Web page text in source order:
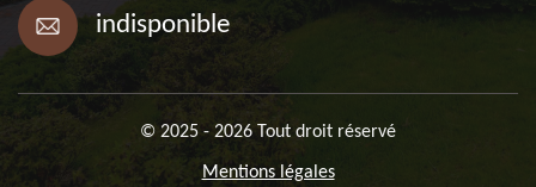
indisponible
© 2025 - 2026 Tout droit réservé
Mentions légales